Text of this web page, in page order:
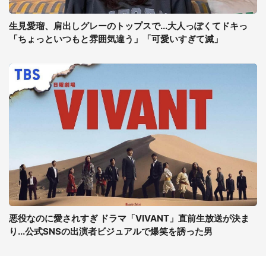
生見愛瑠、肩出しグレーのトップスで...大人っぽくてドキっ
「ちょっといつもと雰囲気違う」「可愛いすぎて滅」
悪役なのに愛されすぎ ドラマ「VIVANT」直前生放送が決ま
り...公式SNSの出演者ビジュアルで爆笑を誘った男